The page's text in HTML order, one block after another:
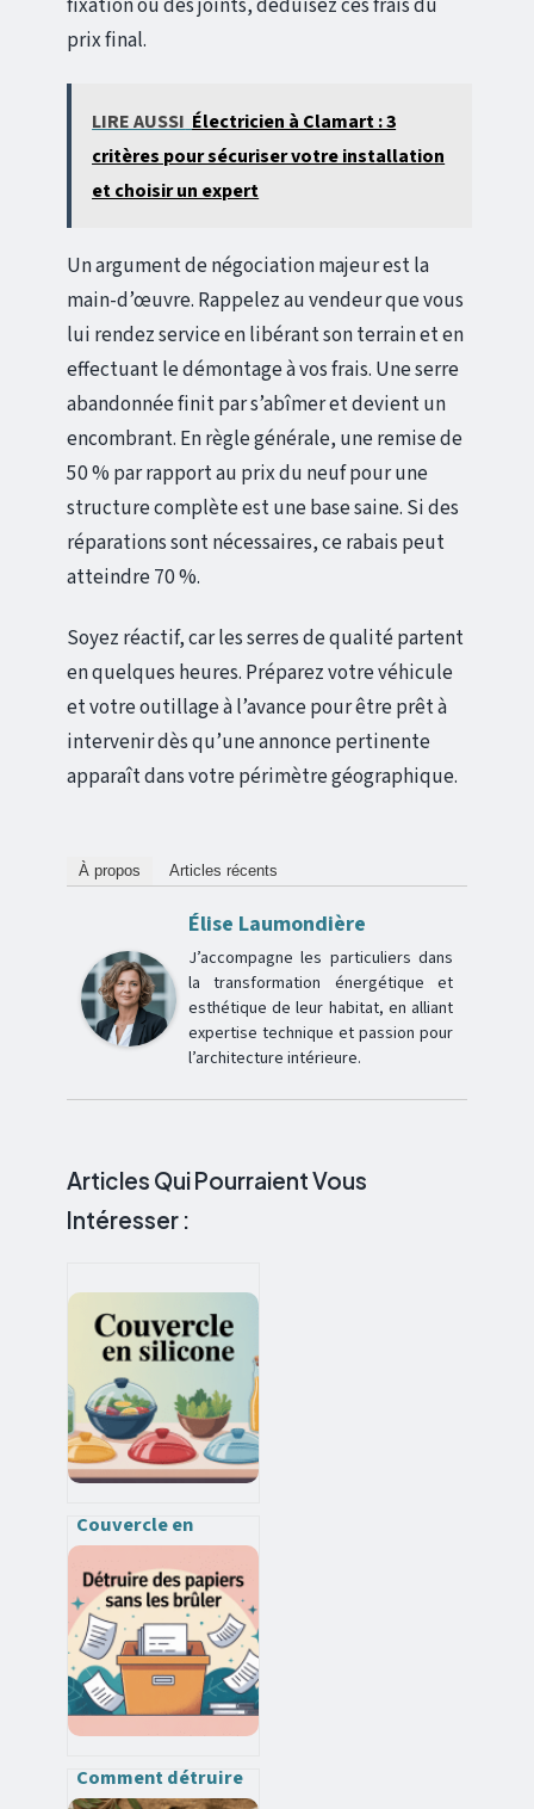
prix final.
LIRE AUSSI Électricien à Clamart : 3
critères pour sécuriser votre installation
et choisir un expert
Un argument de négociation majeur est la
main-d’œuvre. Rappelez au vendeur que vous
lui rendez service en libérant son terrain et en
effectuant le démontage à vos frais. Une serre
abandonnée finit par s’abîmer et devient un
encombrant. En règle générale, une remise de
50 % par rapport au prix du neuf pour une
structure complète est une base saine. Si des
réparations sont nécessaires, ce rabais peut
atteindre 70 %.
Soyez réactif, car les serres de qualité partent
en quelques heures. Préparez votre véhicule
et votre outillage à l’avance pour être prêt à
intervenir dès qu’une annonce pertinente
apparaît dans votre périmètre géographique.
À propos Articles récents
Élise Laumondière
J’accompagne les particuliers dans
la transformation énergétique et
esthétique de leur habitat, en alliant
expertise technique et passion pour
l’architecture intérieure.
Articles Qui Pourraient Vous
Intéresser :
Couvercle en
silicone : usages,
avantages et
conseils pour bien
choisir
Comment détruire